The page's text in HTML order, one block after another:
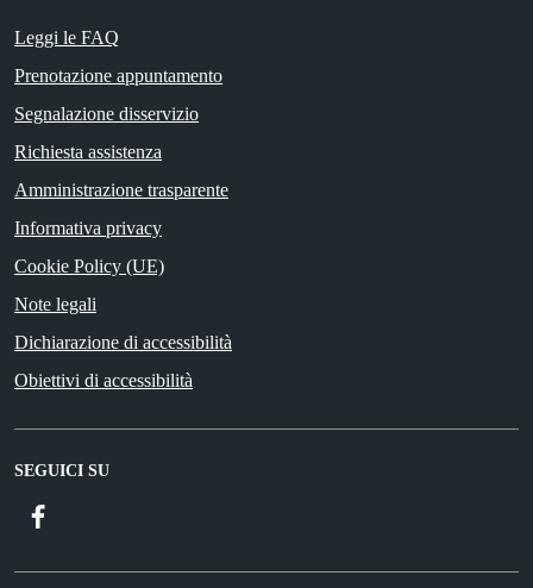
Leggi le FAQ
Prenotazione appuntamento
Segnalazione disservizio
Richiesta assistenza
Amministrazione trasparente
Informativa privacy
Cookie Policy (UE)
Note legali
Dichiarazione di accessibilità
Obiettivi di accessibilità
SEGUICI SU